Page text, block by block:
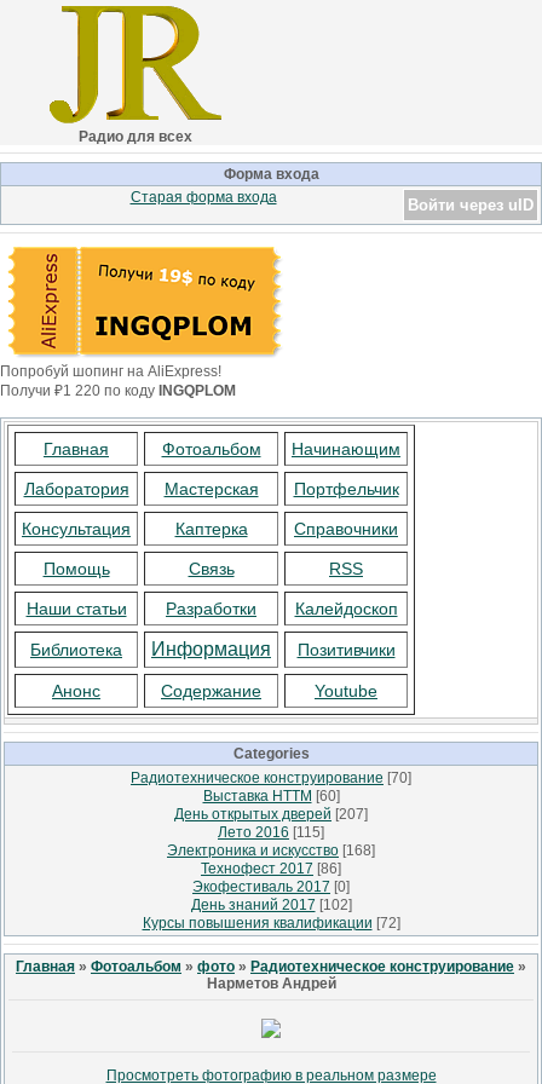
Радио для всех
Форма входа
Войти через uID
Старая форма входа
Попробуй шопинг на AliExpress!
Получи ₽1 220 по коду INGQPLOM
Главная Фотоальбом Начинающим
Лаборатория Мастерская Портфельчик
Консультация Каптерка Справочники
Помощь Связь RSS
Наши статьи Разработки Калейдоскоп
Библиотека Информация Позитивчики
Анонс Содержание Youtube
Categories
Радиотехническое конструирование [70]
Выставка НТТМ [60]
День открытых дверей [207]
Лето 2016 [115]
Электроника и искусство [168]
Технофест 2017 [86]
Экофестиваль 2017 [0]
День знаний 2017 [102]
Курсы повышения квалификации [72]
Главная » Фотоальбом » фото » Радиотехническое конструирование »
Нарметов Андрей
Просмотреть фотографию в реальном размере